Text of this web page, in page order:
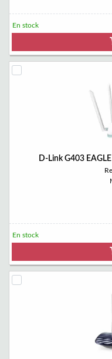
En stock
D-Link G403
En stock